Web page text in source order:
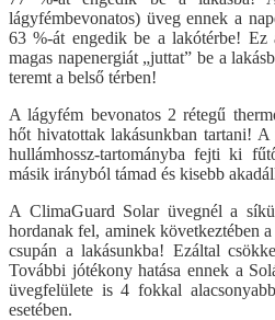
lágyfémbevonatos) üveg ennek a
63 %-át engedik be a lakótérbe!
magas napenergiát „juttat” be a
teremt a belső térben!
A lágyfém bevonatos 2 rétegű
hőt hivatottak lakásunkban tartani! A
hullámhossz-tartományba fejti ki
másik irányból támad és kisebb
A ClimaGuard Solar üvegnél a
hordanak fel, aminek következtében
csupán a lakásunkba! Ezáltal
További jótékony hatása ennek a
üvegfelülete is 4 fokkal
esetében.